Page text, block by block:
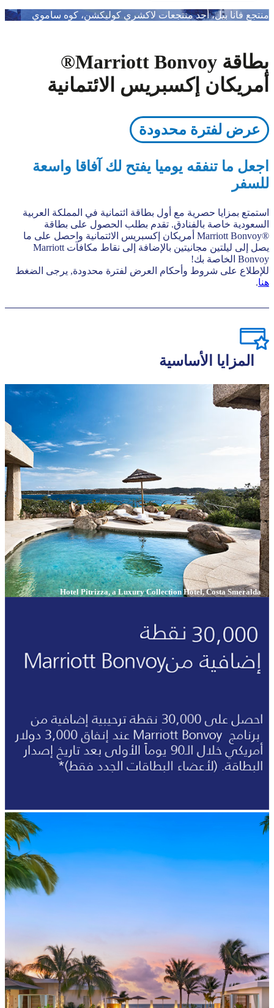
منتجع فانا بيل، أحد منتجعات لاكشري كوليكشن، كوه ساموي
ﺑﻄﺎﻗﺔ Marriott Bonvoy®
أﻣﺮﻳﻜﺎن إﻛﺴﺒﺮﻳﺲ اﻻﺋﺘﻤﺎﻧﻴﺔ
عرض لفترة محدودة
اﺟﻌﻞ ﻣﺎ ﺗﻨﻔﻘﻪ ﻳﻮﻣﻴﺎ ﻳﻔﺘﺢ ﻟﻚ آﻓﺎﻗﺎ واﺳﻌﺔ
ﻟﻠﺴﻔﺮ
استمتع بمزايا حصرية مع أول بطاقة ائتمانية في المملكة العربية
السعودية خاصة بالفنادق. تقدم بطلب الحصول على بطاقة
®Marriott Bonvoy أمريكان إكسبريس الائتمانية واحصل على ما
يصل إلى ليلتين مجانيتين بالإضافة إلى نقاط مكافآت Marriott
Bonvoy الخاصة بك!
للإطلاع على شروط وأحكام العرض لفترة محدودة, يرجى الضغط
هنا.
اﻟﻤﺰاﻳﺎ اﻷﺳﺎﺳﻴﺔ
Hotel Pitrizza, a Luxury Collection Hotel, Costa Smeralda